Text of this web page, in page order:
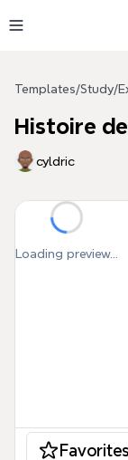
Templates/Study/
Histoire de
cyldric
Loading preview...
Favorites